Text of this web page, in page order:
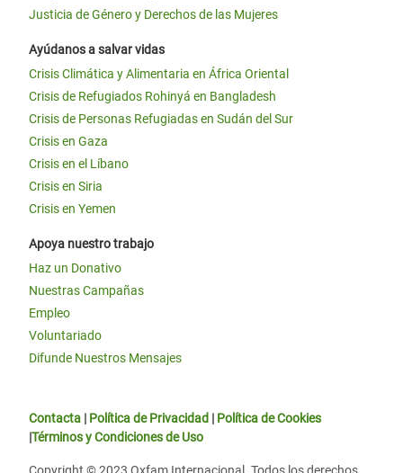
Justicia de Género y Derechos de las Mujeres
Ayúdanos a salvar vidas
Crisis Climática y Alimentaria en África Oriental
Crisis de Refugiados Rohinyá en Bangladesh
Crisis de Personas Refugiadas en Sudán del Sur
Crisis en Gaza
Crisis en el Líbano
Crisis en Siria
Crisis en Yemen
Apoya nuestro trabajo
Haz un Donativo
Nuestras Campañas
Empleo
Voluntariado
Difunde Nuestros Mensajes
Contacta | Política de Privacidad | Política de Cookies
|Términos y Condiciones de Uso
Copyright © 2023 Oxfam Internacional. Todos los derechos